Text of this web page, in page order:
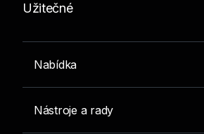
Užitečné
Nabídka
Nástroje a rady